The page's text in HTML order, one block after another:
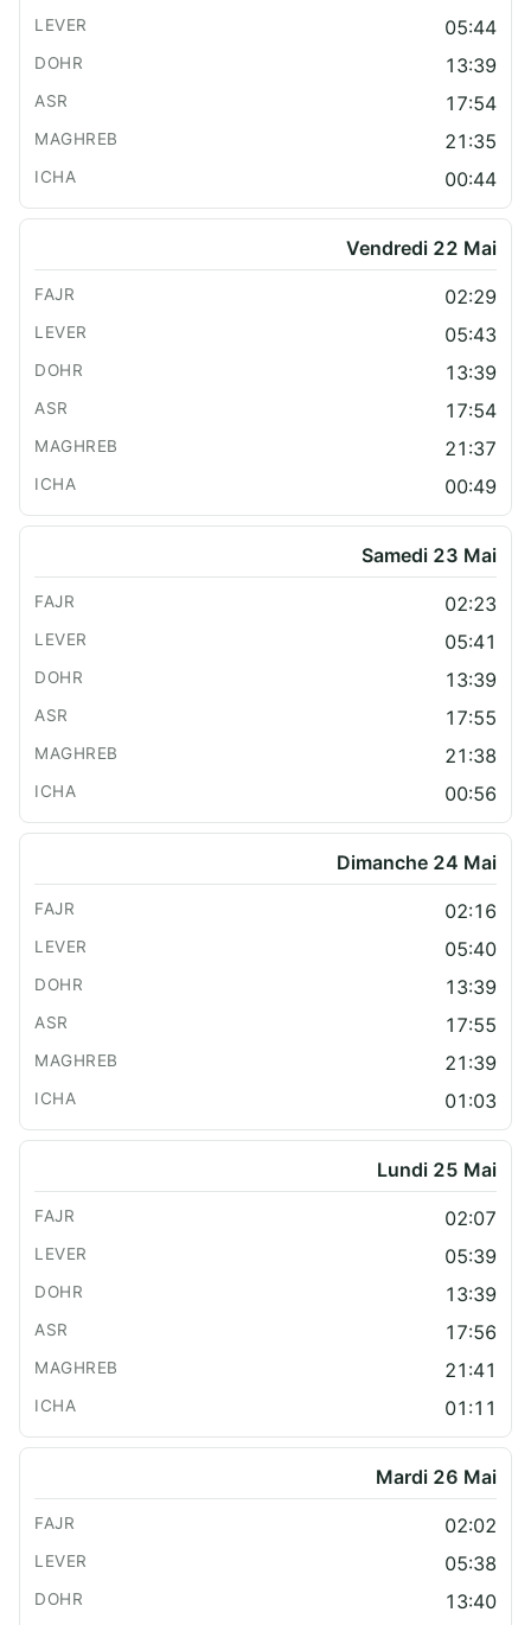
05:44
13:39
17:54
21:35
00:44
Vendredi 22 Mai
02:29
05:43
13:39
17:54
21:37
00:49
Samedi 23 Mai
02:23
05:41
13:39
17:55
21:38
00:56
Dimanche 24 Mai
02:16
05:40
13:39
17:55
21:39
01:03
Lundi 25 Mai
02:07
05:39
13:39
17:56
21:41
01:11
Mardi 26 Mai
02:02
05:38
13:40